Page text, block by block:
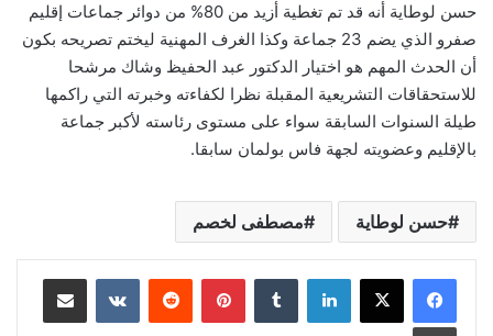
حسن لوطاية أنه قد تم تغطية أزيد من 80% من دوائر جماعات إقليم
صفرو الذي يضم 23 جماعة وكذا الغرف المهنية ليختم تصريحه بكون
أن الحدث المهم هو اختيار الدكتور عبد الحفيظ وشاك مرشحا
للاستحقاقات التشريعية المقبلة نظرا لكفاءته وخبرته التي راكمها
طيلة السنوات السابقة سواء على مستوى رئاسته لأكبر جماعة
بالإقليم وعضويته لجهة فاس بولمان سابقا.
حسن لوطاية مصطفى لخصم
لينكدإن بينتيريست مشاركة عبر البريد
طباعة